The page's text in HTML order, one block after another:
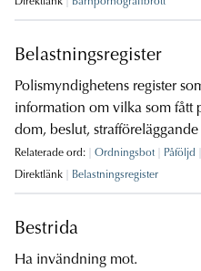
Belastningsregister
Polismyndighetens register
information om vilka som fått
dom, beslut,
Relaterade ord: Ordningsbot Påföljd
Direktlänk
Belastningsregister
Bestrida
Ha invändning mot.